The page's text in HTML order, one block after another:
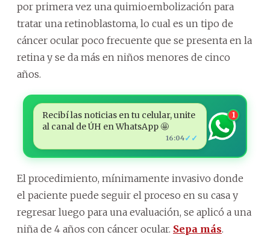
por primera vez una quimioembolización para
tratar una retinoblastoma, lo cual es un tipo de
cáncer ocular poco frecuente que se presenta en la
retina y se da más en niños menores de cinco
años.
Recibí las noticias en tu celular, unite
al canal de ÚH en WhatsApp 🤩
16:04✓✓
1
El procedimiento, mínimamente invasivo donde
el paciente puede seguir el proceso en su casa y
regresar luego para una evaluación, se aplicó a una
niña de 4 años con cáncer ocular. Sepa más.